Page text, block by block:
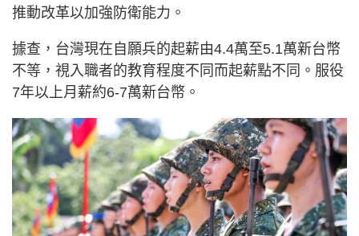
推動改革以加強防衛能力。
據查，台灣現在自願兵的起薪由4.4萬至5.1萬新台幣
不等，視入職者的教育程度不同而起薪點不同。服役
7年以上月薪約6-7萬新台幣。